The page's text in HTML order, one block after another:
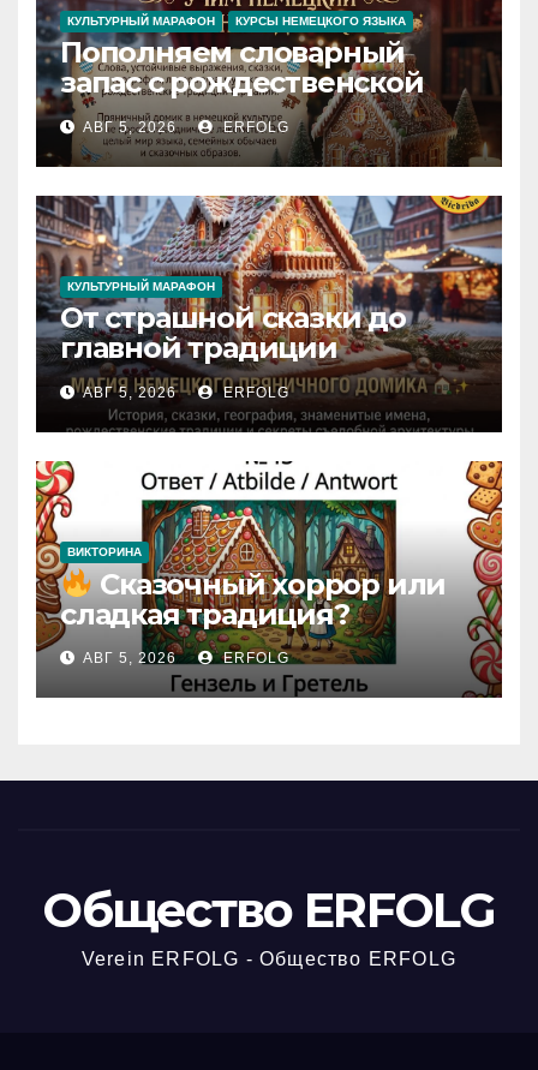
КУЛЬТУРНЫЙ МАРАФОН КУРСЫ НЕМЕЦКОГО ЯЗЫКА
Пополняем словарный
запас с рождественской
сказкой! Учим немецкий
вместе с Lebkuchenhaus
АВГ 5, 2026 ERFOLG
КУЛЬТУРНЫЙ МАРАФОН
От страшной сказки до
главной традиции
Рождества: секреты
немецкого пряничного
домика!
АВГ 5, 2026 ERFOLG
ВИКТОРИНА
Сказочный хоррор или
сладкая традиция?
Открываем секреты
вчерашней викторины!
АВГ 5, 2026 ERFOLG
Общество ERFOLG
Verein ERFOLG - Общество ERFOLG